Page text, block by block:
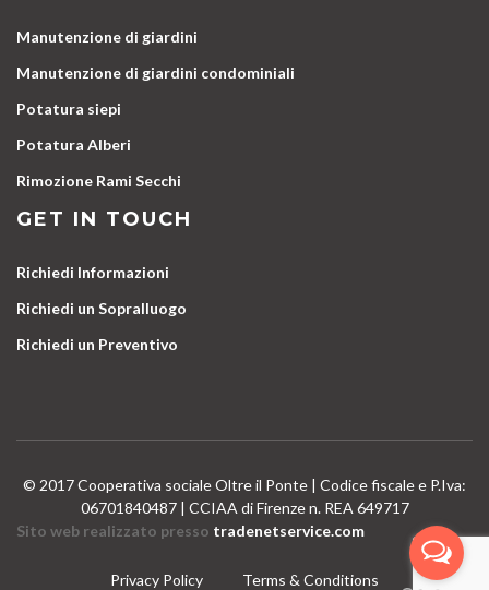
Manutenzione di giardini
Manutenzione di giardini condominiali
Potatura siepi
Potatura Alberi
Rimozione Rami Secchi
GET IN TOUCH
Richiedi Informazioni
Richiedi un Sopralluogo
Richiedi un Preventivo
© 2017 Cooperativa sociale Oltre il Ponte | Codice fiscale e P.Iva:
06701840487 | CCIAA di Firenze n. REA 649717
Sito web realizzato presso tradenetservice.com
Privacy Policy Terms & Conditions